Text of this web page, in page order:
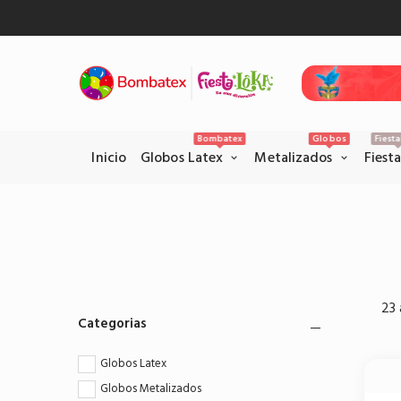
Inicio
Realice sus pagos con la pataforma
Inicio Globos Latex
Bombatex
Metalizados
Globos
Fiesta
Categorias
Globos Latex
Globos Metalizados